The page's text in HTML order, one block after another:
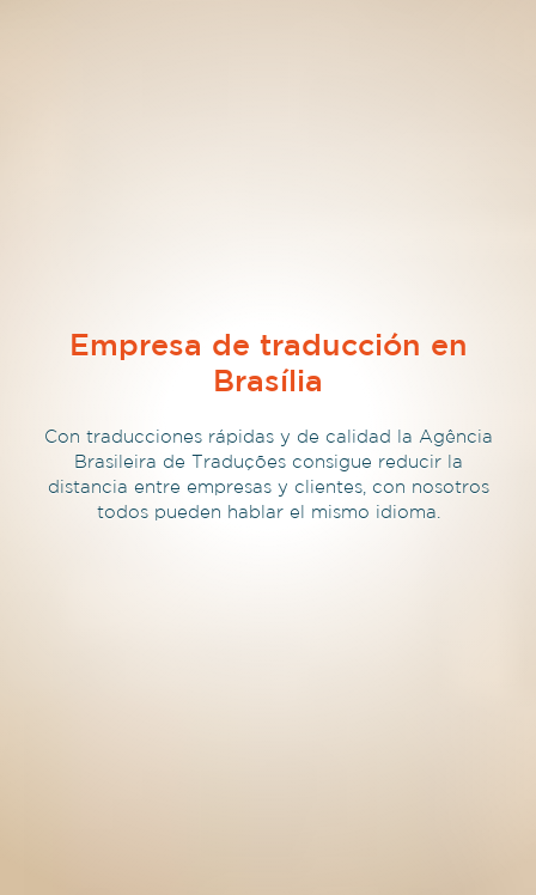
Empresa de traducción en
Brasília
Con traducciones rápidas y de calidad la Agência
Brasileira de Traduções consigue reducir la
distancia entre empresas y clientes, con nosotros
todos pueden hablar el mismo idioma.